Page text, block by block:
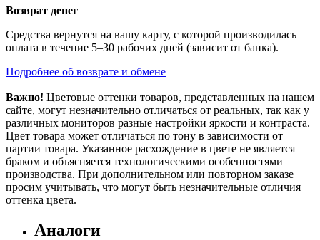
Возврат денег
Средства вернутся на вашу карту, с которой производилась
оплата в течение 5–30 рабочих дней (зависит от банка).
Подробнее об возврате и обмене
Важно! Цветовые оттенки товаров, представленных на нашем
сайте, могут незначительно отличаться от реальных, так как у
различных мониторов разные настройки яркости и контраста.
Цвет товара может отличаться по тону в зависимости от
партии товара. Указанное расхождение в цвете не является
браком и объясняется технологическими особенностями
производства. При дополнительном или повторном заказе
просим учитывать, что могут быть незначительные отличия
оттенка цвета.
Аналоги